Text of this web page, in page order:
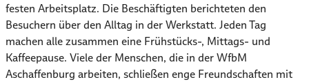
festen Arbeitsplatz. Die Beschäftigten berichteten den
Besuchern über den Alltag in der Werkstatt. Jeden Tag
machen alle zusammen eine Frühstücks-, Mittags- und
Kaffeepause. Viele der Menschen, die in der WfbM
Aschaffenburg arbeiten, schließen enge Freundschaften mit